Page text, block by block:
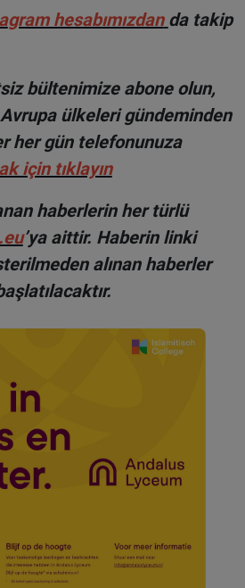
gram hesabımızdan da takip
bültenimize abone olun,
ülkeleri gündeminden
her gün telefonunuza
için tıklayın
haberlerin her türlü
’ya aittir. Haberin linki
alınan haberler